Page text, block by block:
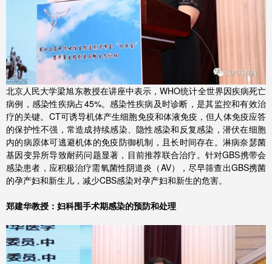
北京人民大学梁旭东教授在讲座中表示，WHO统计全世界因疾病死亡
病例，感染性疾病占45%。感染性疾病及时诊断，是其监控和有效治
疗的关键。CT可诱导机体产生细胞免疫和体液免疫，但人体免疫应答
的保护性不强，常造成持续感染、隐性感染和反复感染，潜伏在细胞
内的病原体可逃避机体的免疫防御机制，且长时间存在。淋病奈瑟菌
基因变异所导致耐药问题显著，目前推荐联合治疗。针对GBS携带会
感染患者，应积极治疗需氧菌性阴道炎（AV），尽早筛查出GBS携菌
的孕产妇和新生儿，减少CBS感染对孕产妇和新生的危害。
郑建华教授：妇科围手术期感染的预防和处理